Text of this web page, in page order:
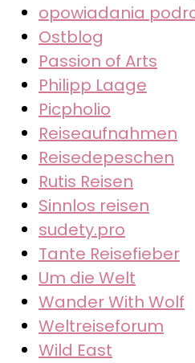
opowiadania
Ostblog
Passion of Arts
Philipp Laage
Picpholio
Reiseaufnahmen
Reisedepeschen
Rutis Reisen
Sinnlos reisen
sudety.pro
Tante Reisefieber
Um die Welt
Wander With Wolf
Weltreiseforum
Wild East